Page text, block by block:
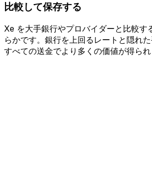
比較して保存する
Xe を大手銀行やプロバイダーと比較す
らかです。銀行を上回るレートと隠れた
すべての送金でより多くの価値が得られ